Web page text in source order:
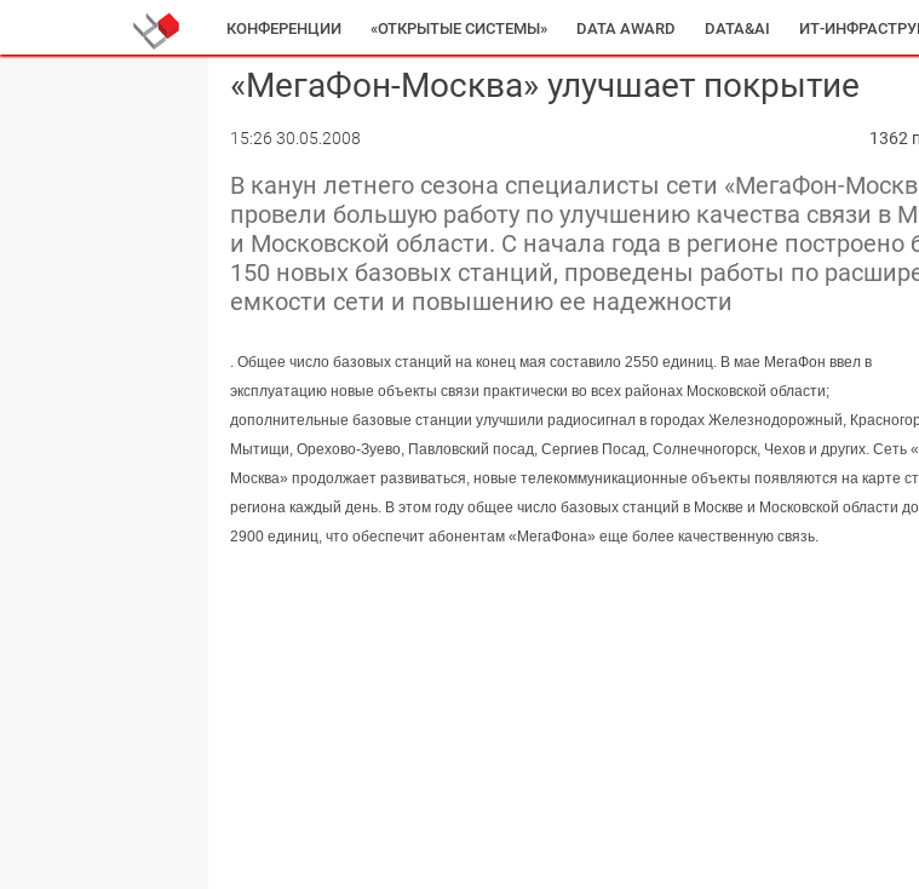
КОНФЕРЕНЦИИ «ОТКРЫТЫЕ СИСТЕМЫ» DATA AWARD DATA&AI ИТ-
«МегаФон-Москва» улучшает покрытие
15:26 30.05.2008 1362
В канун летнего сезона специалисты сети «МегаФон-
провели большую работу по улучшению качества связи в
и Московской области. С начала года в регионе построено
150 новых базовых станций, проведены работы по
емкости сети и повышению ее надежности
. Общее число базовых станций на конец мая составило 2550 единиц. В мае МегаФон ввел в
эксплуатацию новые объекты связи практически во всех районах Московской области;
дополнительные базовые станции улучшили радиосигнал в городах Железнодорожный,
Мытищи, Орехово-Зуево, Павловский посад, Сергиев Посад, Солнечногорск, Чехов и других. Сеть
Москва» продолжает развиваться, новые телекоммуникационные объекты появляются на карте
региона каждый день. В этом году общее число базовых станций в Москве и Московской области
2900 единиц, что обеспечит абонентам «МегаФона» еще более качественную связь.